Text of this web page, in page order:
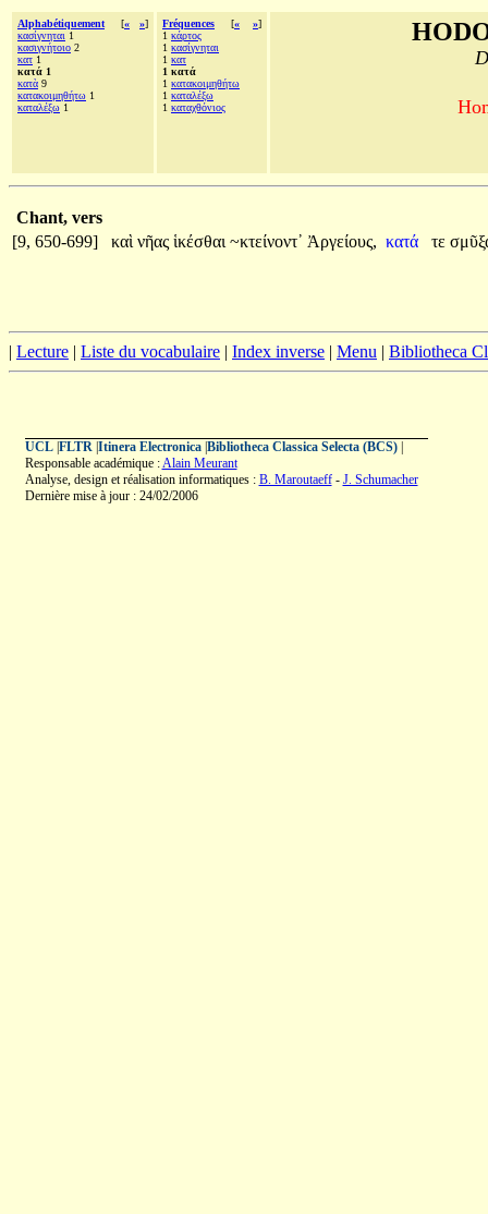
Alphabétiquement [« »]
κασίγνηται 1
κασιγνήτοιο 2
κατ 1
κατά 1
κατὰ 9
κατακοιμηθήτω 1
καταλέξω 1
Fréquences [« »]
1 κάρτος
1 κασίγνηται
1 κατ
1 κατά
1 κατακοιμηθήτω
1 καταλέξω
1 καταχθόνιος
Chant, vers
[9, 650-699]
καὶ νῆας ἱκέσθαι ~κτείνοντ᾽ Ἀργείους, κατά τε
| Lecture | Liste du vocabulaire | Index inverse | Menu | Bibliotheca
UCL| FLTR| Itinera Electronica| Bibliotheca Classica Selecta (BCS)|
Responsable académique :Alain Meurant
Analyse, design et réalisation informatiques : B. Maroutaeff- J. Schumacher
Dernière mise à jour : 24/02/2006